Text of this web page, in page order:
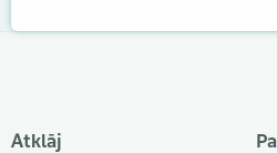
Atklāj